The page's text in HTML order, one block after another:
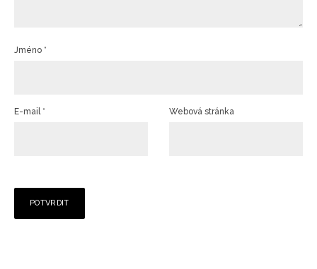
Jméno *
E-mail * Webová stránka